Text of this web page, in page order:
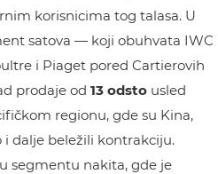
korisnicima tog talasa. U
satova — koji obuhvata IWC
i Piaget pored Cartierovih
prodaje od 13 odsto usled
regionu, gde su Kina,
dalje beležili kontrakciju.
segmentu nakita, gde je